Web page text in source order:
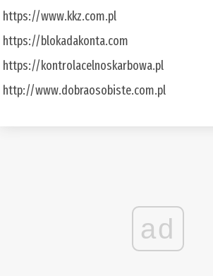
https://www.kkz.com.pl
https://blokadakonta.com
https://kontrolacelnoskarbowa.pl
http://www.dobraosobiste.com.pl
ad